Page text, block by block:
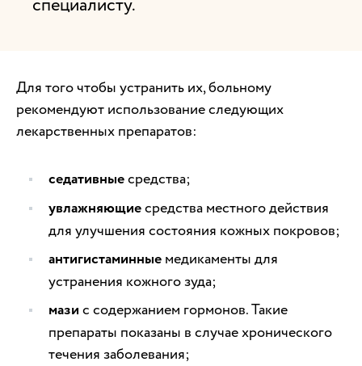
специалисту.
Для того чтобы устранить их, больному
рекомендуют использование следующих
лекарственных препаратов:
седативныесредства;
увлажняющиесредства местного действия
для улучшения состояния кожных покровов;
антигистаминные медикаменты для
устранения кожного зуда;
мази с содержанием гормонов. Такие
препараты показаны в случае хронического
течения заболевания;